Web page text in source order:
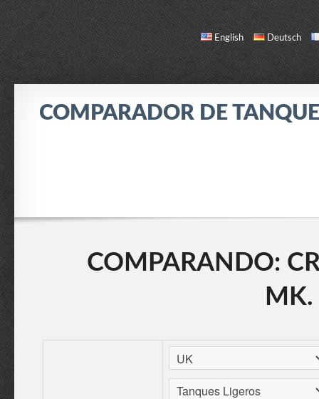
English Deutsch
COMPARADOR DE
ACERCA DE / CONTACTO
COMPARANDO: